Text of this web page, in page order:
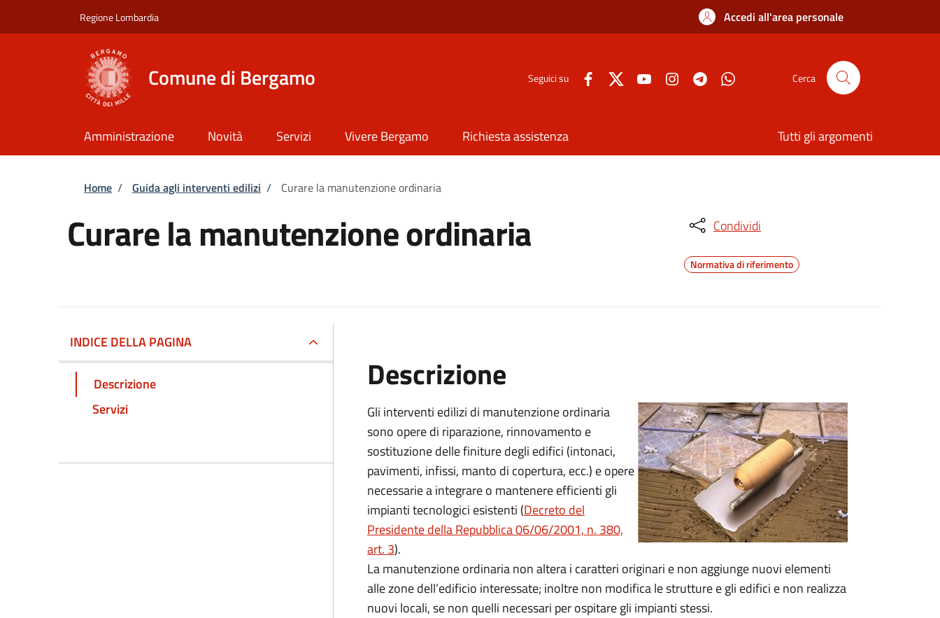
Regione Lombardia Accedi all'area personale
Comune di Bergamo Seguici su Cerca
Amministrazione Novità Servizi Vivere Bergamo Richiesta assistenza Tutti gli argomenti
Briciole di pane
Home / Guida agli interventi edilizi / Curare la manutenzione ordinaria
Curare la manutenzione ordinaria Condividi
Normativa di riferimento
INDICE DELLA PAGINA
Descrizione
Servizi
Descrizione
Gli interventi edilizi di manutenzione ordinaria
sono opere di riparazione, rinnovamento e
sostituzione delle finiture degli edifici (intonaci,
pavimenti, infissi, manto di copertura, ecc.) e opere
necessarie a integrare o mantenere efficienti gli
impianti tecnologici esistenti (Decreto del
Presidente della Repubblica 06/06/2001, n. 380,
art. 3).
La manutenzione ordinaria non altera i caratteri originari e non aggiunge nuovi elementi
alle zone dell’edificio interessate; inoltre non modifica le strutture e gli edifici e non realizza
nuovi locali, se non quelli necessari per ospitare gli impianti stessi.